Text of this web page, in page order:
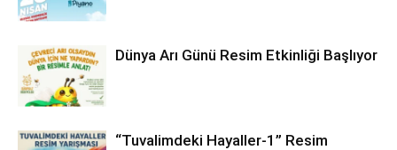
Dünya Arı Günü Resim Etkinliği Başlıyor
“Tuvalimdeki Hayaller-1” Resim